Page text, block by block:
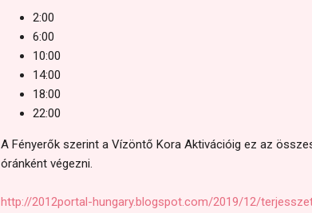
2:00
6:00
10:00
14:00
18:00
22:00
A Fényerők szerint a Vízöntő Kora Aktivációig ez az
óránként végezni.
http://2012portal-hungary.blogspot.com/2019/12/